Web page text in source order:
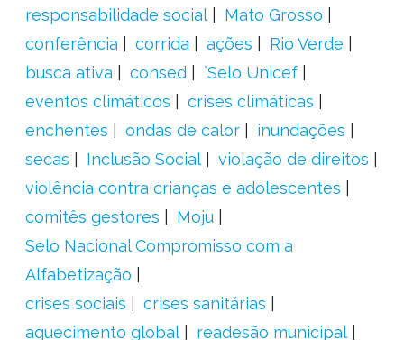
responsabilidade social
Mato Grosso
conferência
corrida ações
Rio Verde
busca ativa
consed
´Selo Unicef
eventos climáticos
crises climáticas
enchentes
ondas de calor
inundações
secas
Inclusão Social
violação de direitos
violência contra crianças e adolescentes
comitês gestores
Moju
Selo Nacional Compromisso com a
Alfabetização
crises sociais
crises sanitárias
aquecimento global
readesão municipal